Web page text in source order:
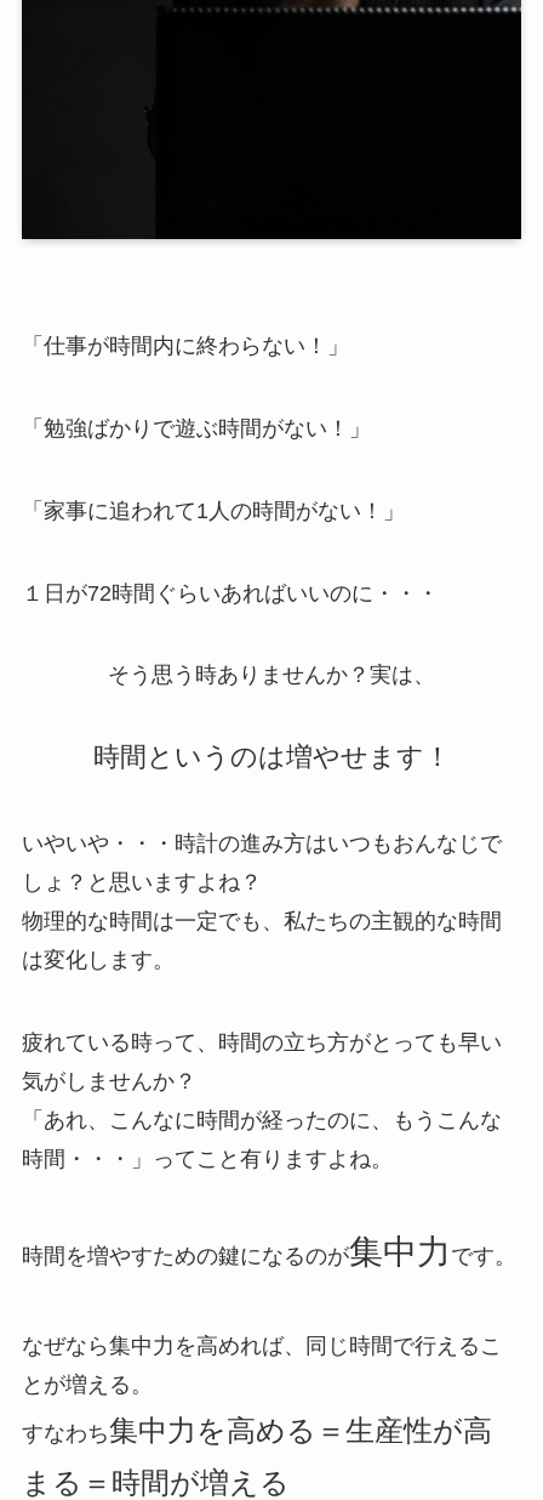
「仕事が時間内に終わらない！」
「勉強ばかりで遊ぶ時間がない！」
「家事に追われて1人の時間がない！」
１日が72時間ぐらいあればいいのに・・・
そう思う時ありませんか？実は、
時間というのは増やせます！
いやいや・・・時計の進み方はいつもおんなじで
しょ？と思いますよね？
物理的な時間は一定でも、私たちの主観的な時間
は変化します。
疲れている時って、時間の立ち方がとっても早い
気がしませんか？
「あれ、こんなに時間が経ったのに、もうこんな
時間・・・」ってこと有りますよね。
時間を増やすための鍵になるのが集中力 です。
なぜなら集中力を高めれば、同じ時間で行えるこ
とが増える。
すなわち集中力を高める＝生産性が高
まる＝時間が増える